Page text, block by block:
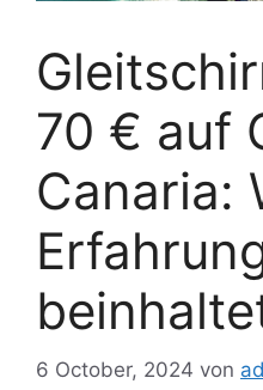
70 € auf
Canaria:
6 October, 2024 von